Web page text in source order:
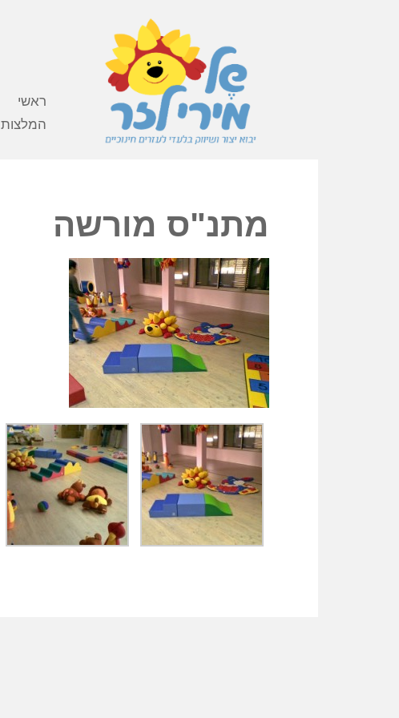
ראשי
המלצות
מתנ"ס מורשה